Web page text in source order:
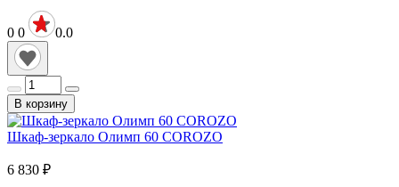
0 0 0.0
В корзину
Шкаф-зеркало Олимп 60 COROZO
6 830 ₽